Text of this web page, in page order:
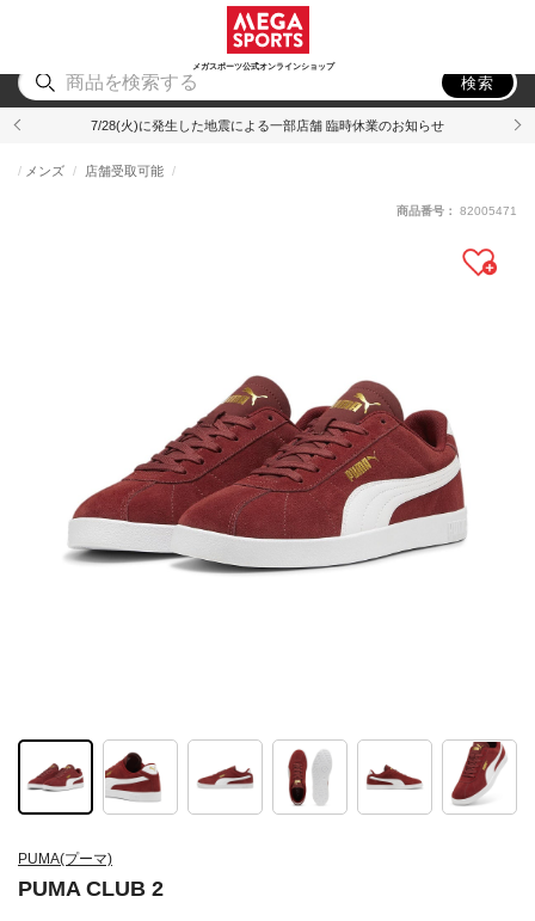
メガスポーツ公式オンラインショップ
アウトドア
検索
7/28(火)に発生した地震による一部店舗 臨時休業のお知らせ
PUMA(プーマ)
PUMA CLUB 2
メンズ 店舗受取可能
商品番号： 82005471